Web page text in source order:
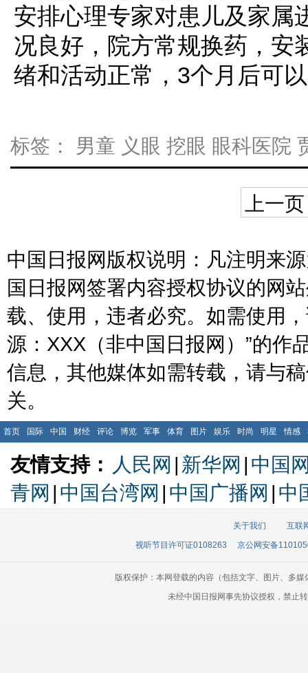
安排心理专家对患儿及家属
况良好，院方常规换药，安
绪和活动正常，3个月后可
标签： 男童 义眼 挖眼 眼科医院
上一页
中国日报网版权说明：凡注明来
国日报网签署内容授权协议的网
载、使用，违者必究。如需使用
源：XXX（非中国日报网）”的作
信息，其他媒体如需转载，请与
关。
首页 国际 中国 财经 评论 博览 军事 体育 图片 娱乐 时尚 明星 情感
友情支持： 人民网 | 新华网 | 中国
青网 | 中国台湾网 | 中国广播网 | 中
关于我们
互联
视听节目许可证0108263
京公网安备
版权保护：本网登载的内容（包括文字、图片、多
未经中国日报网事先协议授权，禁止